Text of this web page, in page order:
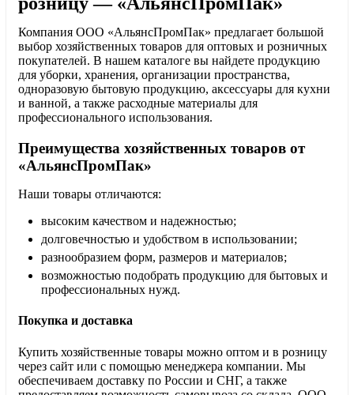
Компания ООО «АльянсПромПак» предлагает большой
выбор хозяйственных товаров для оптовых и розничных
покупателей. В нашем каталоге вы найдете продукцию
для уборки, хранения, организации пространства,
одноразовую бытовую продукцию, аксессуары для кухни
и ванной, а также расходные материалы для
профессионального использования.
Преимущества хозяйственных товаров от
«АльянсПромПак»
Наши товары отличаются:
высоким качеством и надежностью;
долговечностью и удобством в использовании;
разнообразием форм, размеров и материалов;
возможностью подобрать продукцию для бытовых и
профессиональных нужд.
Покупка и доставка
Купить хозяйственные товары можно оптом и в розницу
через сайт или с помощью менеджера компании. Мы
обеспечиваем доставку по России и СНГ, а также